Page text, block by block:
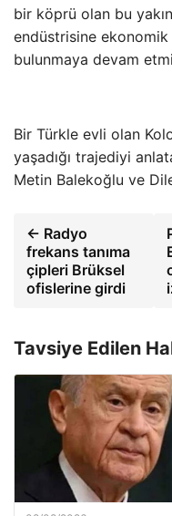
bir köprü olan bu
endüstrisine ekonomik
bulunmaya devam
Bir Türkle evli olan
yaşadığı trajediyi
Metin Balekoğlu ve
← Radyo
frekans tanıma
çipleri Brüksel
ofislerine girdi
Tavsiye Edilen